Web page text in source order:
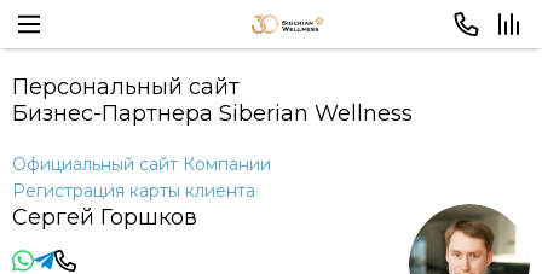
Персональный сайт
Бизнес-Партнера Siberian Wellness
Официальный сайт Компании
Регистрация карты клиента
Сергей Горшков